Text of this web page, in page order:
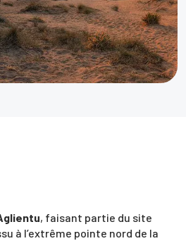
, faisant partie du site
à l’extrême pointe nord de la